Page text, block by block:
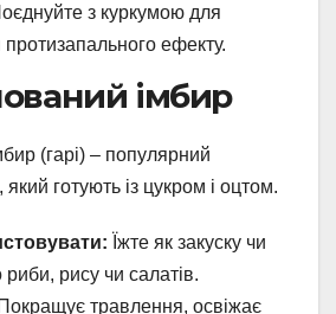
з куркумою для
ефекту.
імбир
(гарі) – популярний
готують із цукром і оцтом.
Їжте як закуску чи
риби, рису чи салатів.
Покращує травлення, освіжає